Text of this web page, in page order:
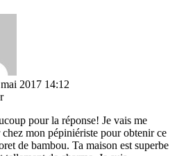
2017 14:12
pour la réponse! Je vais me
chez mon pépiniériste pour obtenir ce
de bambou. Ta maison est superbe